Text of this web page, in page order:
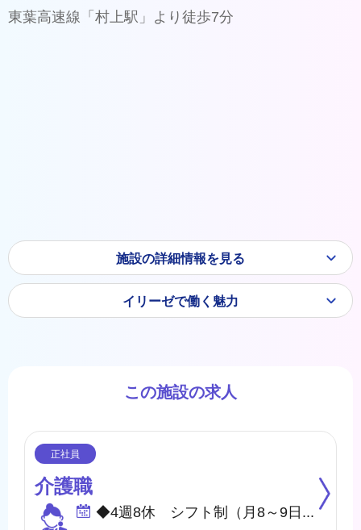
東葉高速線「村上駅」より徒歩7分
施設の詳細情報を見る
イリーゼで働く魅力
この施設の求人
介護職